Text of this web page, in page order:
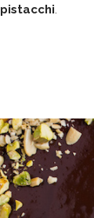
pistacchi.